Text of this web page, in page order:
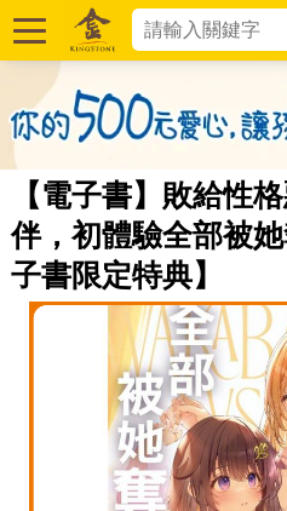
【電子書】敗給性
伴，初體驗全部被
子書限定特典】